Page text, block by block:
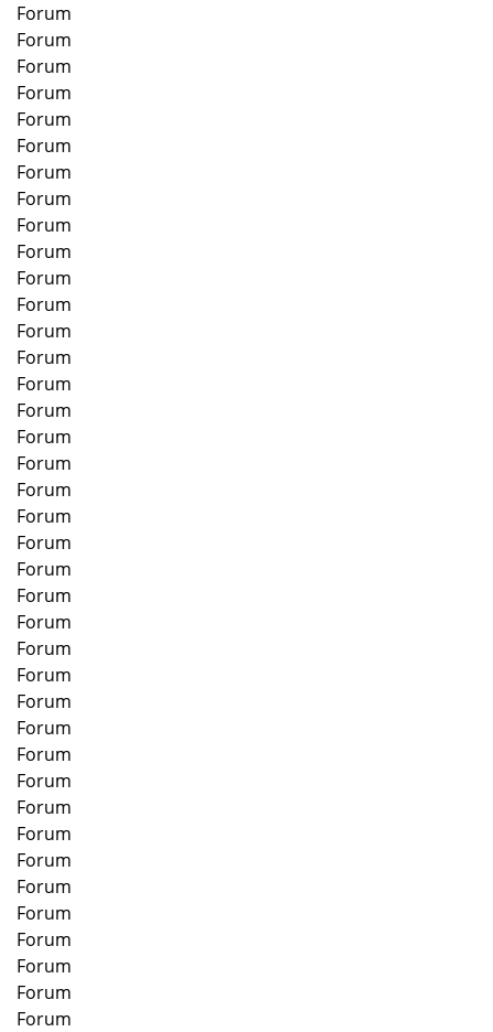
Forum
Forum
Forum
Forum
Forum
Forum
Forum
Forum
Forum
Forum
Forum
Forum
Forum
Forum
Forum
Forum
Forum
Forum
Forum
Forum
Forum
Forum
Forum
Forum
Forum
Forum
Forum
Forum
Forum
Forum
Forum
Forum
Forum
Forum
Forum
Forum
Forum
Forum
Forum